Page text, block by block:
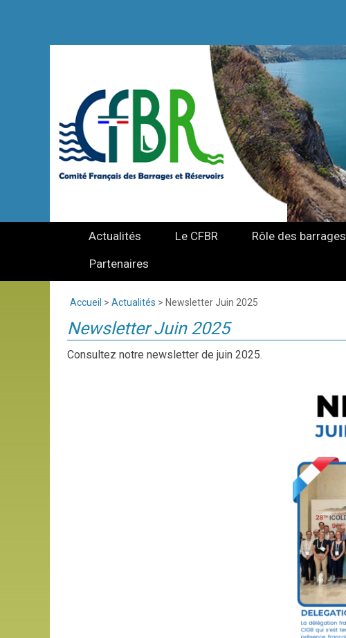
Actualités Le CFBR Rôle des barrages
Partenaires
Accueil > Actualités > Newsletter Juin 2025
Newsletter Juin 2025
Consultez notre newsletter de juin 2025.